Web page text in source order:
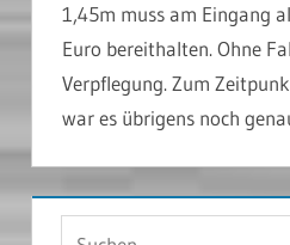
1,45m muss am Eingang
Euro bereithalten. Ohne
Verpflegung. Zum
war es übrigens noch